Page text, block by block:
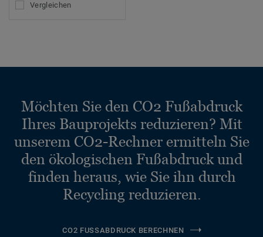
Vergleichen
Möchten Sie den CO2 Fußabdruck
Ihres Bauprojekts reduzieren? Mit
unserem CO2-Rechner ermitteln Sie
den ökologischen Fußabdruck und
finden heraus, wie Sie ihn durch
Recycling reduzieren.
CO2 FUSSABDRUCK BERECHNEN